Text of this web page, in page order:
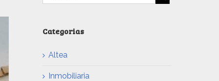
Categorias
Altea
Inmobiliaria